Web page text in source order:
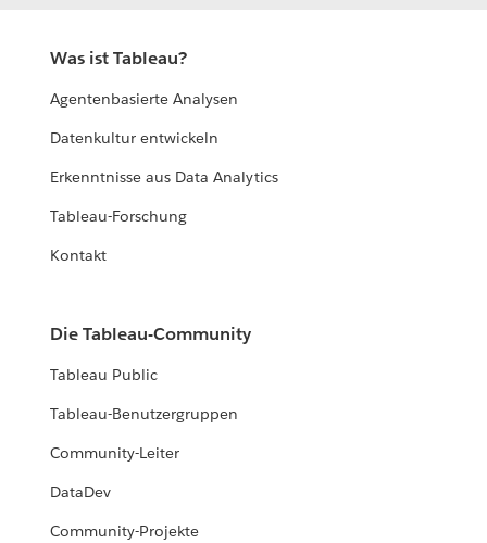
Was ist Tableau?
Agentenbasierte Analysen
Datenkultur entwickeln
Erkenntnisse aus Data Analytics
Tableau-Forschung
Kontakt
Die Tableau-Community
Tableau Public
Tableau-Benutzergruppen
Community-Leiter
DataDev
Community-Projekte